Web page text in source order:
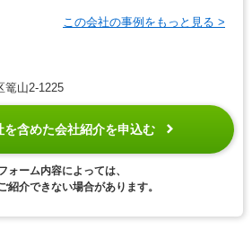
この会社の事例をもっと見る >
山2-1225
を含めた会社紹介を申込む
ォーム内容によっては、
紹介できない場合があります。